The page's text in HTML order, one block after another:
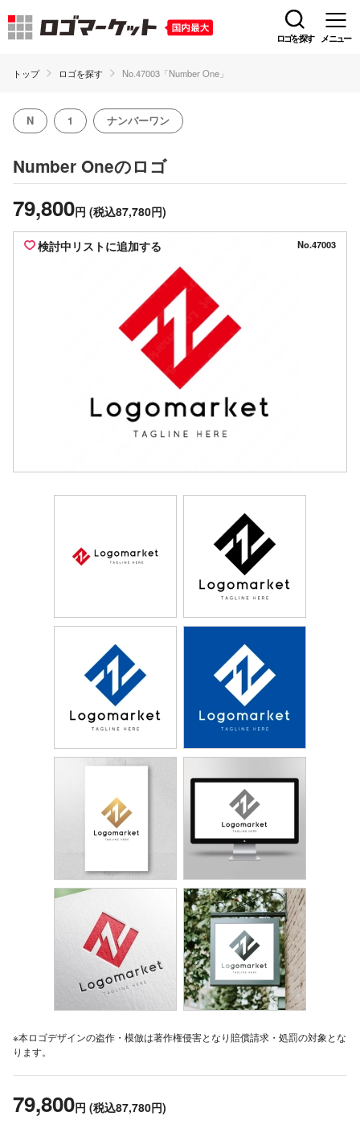
ロゴを探す メニュー
トップ ロゴを探す No.47003「Number One」
N 1 ナンバーワン
Number Oneのロゴ
79,800円 (税込87,780円)
検討中リストに追加する No.47003
※本ロゴデザインの盗作・模倣は著作権侵害となり賠償請求・処罰の対象とな
ります。
79,800円 (税込87,780円)